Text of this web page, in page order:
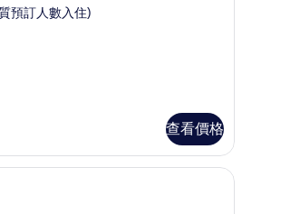
預訂人數入住)
查看價格
高級客房, 露台 | 房內夾萬、書桌、隔音、可攜